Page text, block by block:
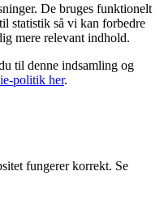
De bruges funktionelt
statistik så vi kan forbedre
mere relevant indhold.
til denne indsamling og
politik her.
fungerer korrekt. Se